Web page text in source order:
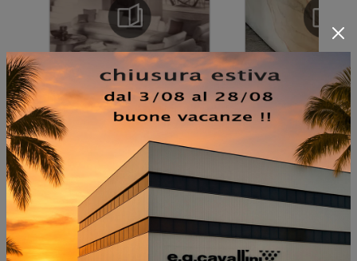
NON PERDERTI ANCHE: